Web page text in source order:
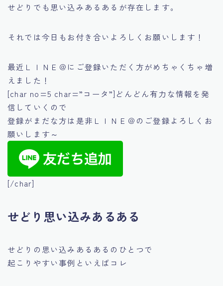
せどりでも思い込みあるあるが存在します。
それでは今日もお付き合いよろしくお願いします！
最近ＬＩＮＥ＠にご登録いただく方がめちゃくちゃ増
えました！
[char no=5 char=”コータ”]どんどん有力な情報を発
信していくので
登録がまだな方は是非ＬＩＮＥ＠のご登録よろしくお
願いします～
[/char]
せどり思い込みあるある
せどりの思い込みあるあるのひとつで
起こりやすい事例といえばコレ